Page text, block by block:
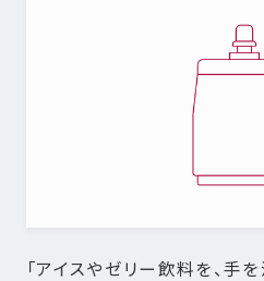
「アイスやゼリー飲料を、手